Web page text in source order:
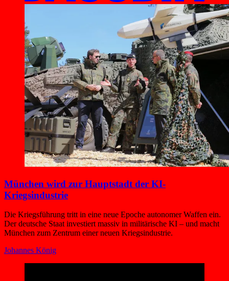
München wird zur Hauptstadt der KI-
Kriegsindustrie
Die Kriegsführung tritt in eine neue Epoche autonomer Waffen ein.
Der deutsche Staat investiert massiv in militärische KI – und macht
München zum Zentrum einer neuen Kriegsindustrie.
Johannes König